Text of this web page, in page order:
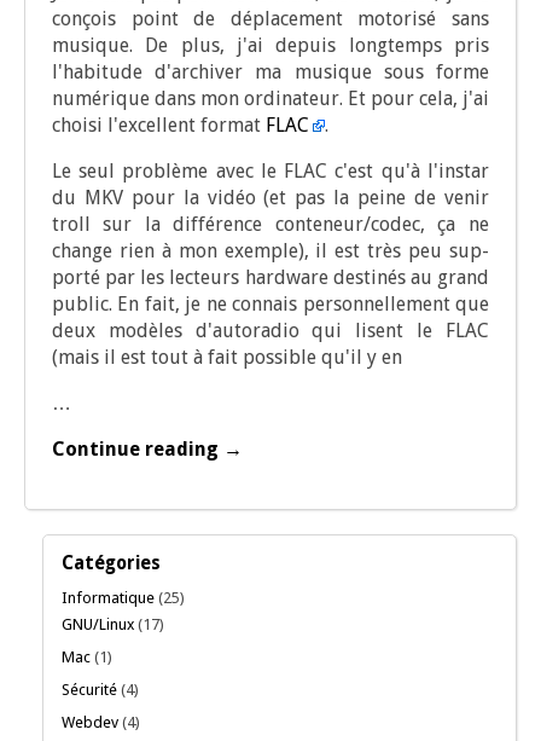
conçois point de dépla­ce­ment moto­ri­sé sans
musique. De plus, j'ai depuis long­temps pris
l'habitude d'archiver ma musique sous forme
numé­rique dans mon ordi­na­teur. Et pour cela, j'ai
choi­si l'excellent for­mat FLAC
.
Le seul pro­blème avec le FLAC c'est qu'à l'instar
du MKV pour la vidéo (et pas la peine de venir
troll sur la dif­fé­rence conteneur/codec, ça ne
change rien à mon exemple), il est très peu sup­
por­té par les lec­teurs hard­ware des­ti­nés au grand
public. En fait, je ne connais per­son­nel­le­ment que
deux modèles d'autoradio qui lisent le FLAC
(mais il est tout à fait pos­sible qu'il y en
…
Continue reading →
Catégories
Informatique (25)
GNU/Linux (17)
Mac (1)
Sécurité (4)
Webdev (4)